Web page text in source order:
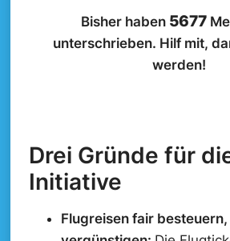
Bisher haben 5677
unterschrieben. Hilf mit,
werden!
Drei Gründe für
Initiative
Flugreisen fair besteuern,